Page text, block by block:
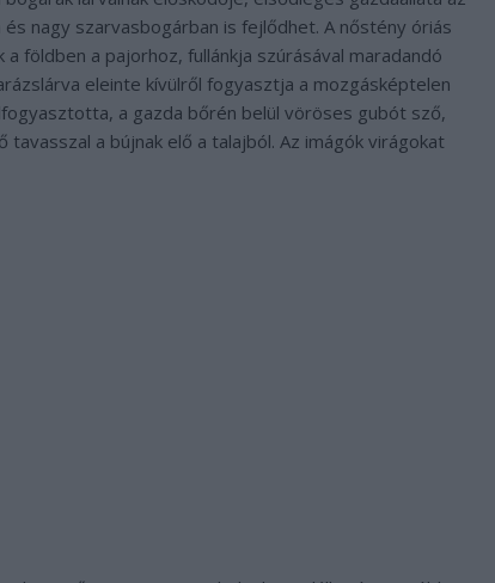
nagy szarvasbogárban is fejlődhet. A nőstény óriás
földben a pajorhoz, fullánkja szúrásával maradandó
eleinte kívülről fogyasztja a mozgásképtelen
a gazda bőrén belül vöröses gubót sző,
a bújnak elő a talajból. Az imágók virágokat